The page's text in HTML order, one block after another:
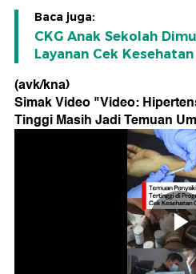
Baca juga:
CKG Anak Sekolah
Layanan Cek Kesehatan
(avk/kna)
Simak Video "Video:
Tinggi Masih Jadi Temuan